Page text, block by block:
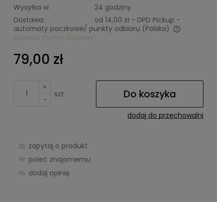
Wysyłka w:
24 godziny
Dostawa:
od 14,00 zł - DPD Pickup -
automaty paczkowe/ punkty odbioru (Polska)
Cena nie zawiera ewentualnych kosztów płatności
sprawdź formy dostawy
79,00 zł
+
-
szt. Do koszyka
dodaj do przechowalni
zapytaj o produkt
poleć znajomemu
dodaj opinię